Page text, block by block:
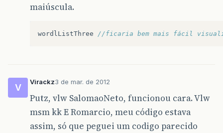
maiúscula.
wordlListThree //ficaria bem mais fácil
V
Virackz3 de mar. de 2012
Putz, vlw SalomaoNeto, funcionou cara. Vlw
msm kk E Romarcio, meu código estava
assim, só que peguei um codigo parecido